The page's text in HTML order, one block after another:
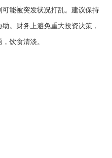
能被突发状况打乱。建议保持
。财务上避免重大投资决策，
饮食清淡。